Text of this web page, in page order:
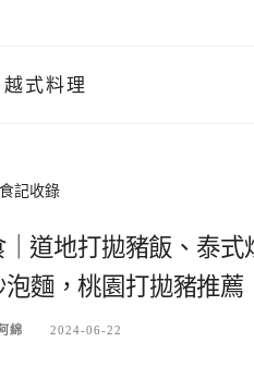
式料理
記收錄
｜道地打拋豬飯、泰
麵，桃園打拋豬推薦
阿綿 2024-06-22